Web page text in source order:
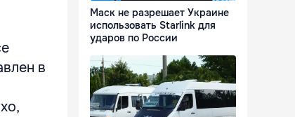
в
Маск не разрешает Украине
использовать Starlink для
ударов по России